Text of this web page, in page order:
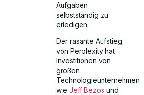
Aufgaben
selbstständig zu
erledigen.
Der rasante Aufstieg
von Perplexity hat
Investitionen von
großen
Technologieunternehmen
wieJeff Bezos und